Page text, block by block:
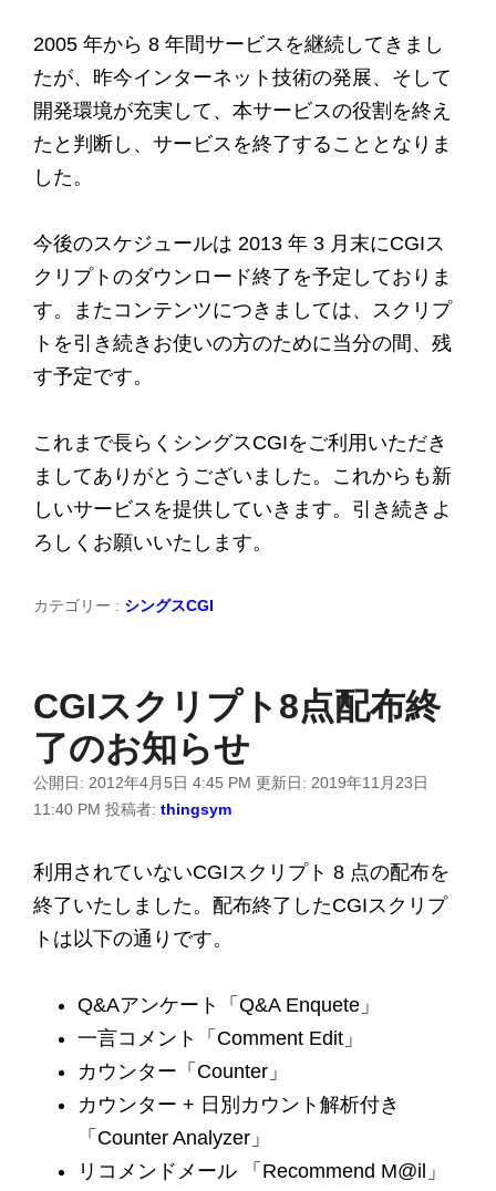
2005 年から 8 年間サービスを継続してきまし
たが、昨今インターネット技術の発展、そして
開発環境が充実して、本サービスの役割を終え
たと判断し、サービスを終了することとなりま
した。
今後のスケジュールは 2013 年 3 月末にCGIス
クリプトのダウンロード終了を予定しておりま
す。またコンテンツにつきましては、スクリプ
トを引き続きお使いの方のために当分の間、残
す予定です。
これまで長らくシングスCGIをご利用いただき
ましてありがとうございました。これからも新
しいサービスを提供していきます。引き続きよ
ろしくお願いいたします。
カテゴリー : シングスCGI
CGIスクリプト8点配布終
了のお知らせ
公開日: 2012年4月5日 4:45 PM 更新日: 2019年11月23日
11:40 PM 投稿者: thingsym
利用されていないCGIスクリプト 8 点の配布を
終了いたしました。配布終了したCGIスクリプ
トは以下の通りです。
Q&Aアンケート「Q&A Enquete」
一言コメント「Comment Edit」
カウンター「Counter」
カウンター + 日別カウント解析付き
「Counter Analyzer」
リコメンドメール 「Recommend M@il」